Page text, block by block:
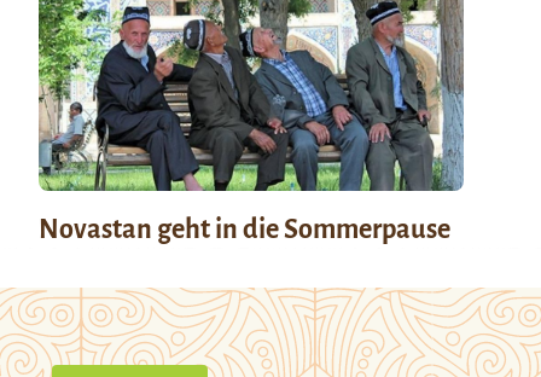
Novastan geht in die Sommerpause